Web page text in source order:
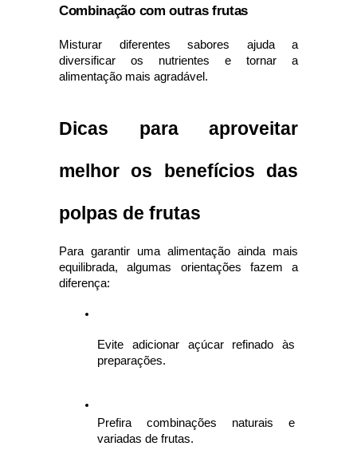
Combinação com outras frutas
Misturar diferentes sabores ajuda a
diversificar os nutrientes e tornar a
alimentação mais agradável.
Dicas para aproveitar
melhor os benefícios das
polpas de frutas
Para garantir uma alimentação ainda mais
equilibrada, algumas orientações fazem a
diferença:
Evite adicionar açúcar refinado às
preparações.
Prefira combinações naturais e
variadas de frutas.